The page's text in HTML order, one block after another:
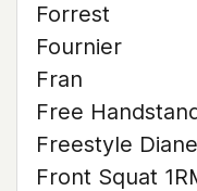
Forrest
Fournier
Fran
Free
Freestyle Diane
Front Squat